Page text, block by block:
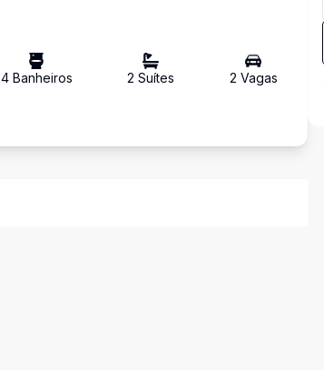
4Banheiros 2 Suítes 2 Vagas